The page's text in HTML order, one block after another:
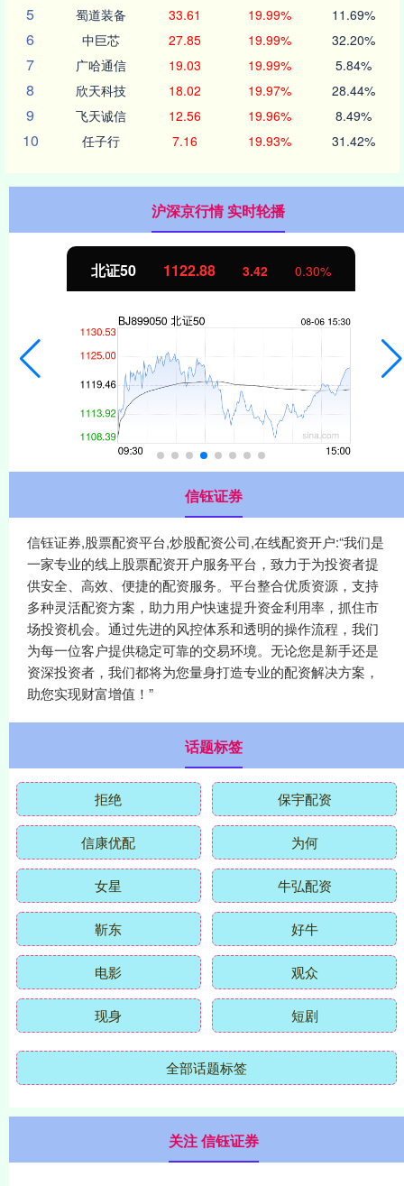
5 蜀道装备 33.61 19.99% 11.69%
6 中巨芯 27.85 19.99% 32.20%
7 广哈通信 19.03 19.99% 5.84%
8 欣天科技 18.02 19.97% 28.44%
9 飞天诚信 12.56 19.96% 8.49%
10 任子行 7.16 19.93% 31.42%
沪深京行情 实时轮播
北证50 1122.88 3.42 0.30%
信钰证券
信钰证券,股票配资平台,炒股配资公司,在线配资开户:“我们是
一家专业的线上股票配资开户服务平台，致力于为投资者提
供安全、高效、便捷的配资服务。平台整合优质资源，支持
多种灵活配资方案，助力用户快速提升资金利用率，抓住市
场投资机会。通过先进的风控体系和透明的操作流程，我们
为每一位客户提供稳定可靠的交易环境。无论您是新手还是
资深投资者，我们都将为您量身打造专业的配资解决方案，
助您实现财富增值！”
话题标签
拒绝 保宇配资
信康优配 为何
女星 牛弘配资
靳东 好牛
电影 观众
现身 短剧
全部话题标签
关注 信钰证券